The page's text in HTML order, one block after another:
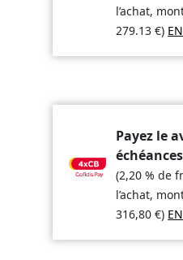
l’achat,
279.13€)
Payez le
(2,20 % de
l’achat,
316,80€)